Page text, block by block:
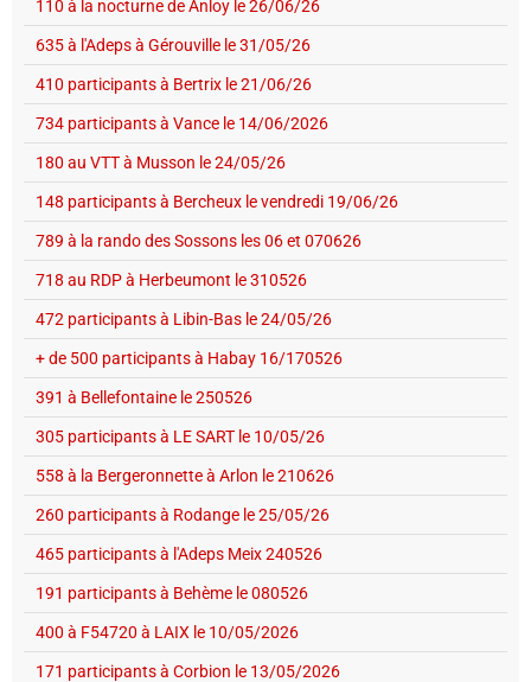
110 à la nocturne de Anloy le 26/06/26
635 à l'Adeps à Gérouville le 31/05/26
410 participants à Bertrix le 21/06/26
734 participants à Vance le 14/06/2026
180 au VTT à Musson le 24/05/26
148 participants à Bercheux le vendredi 19/06/26
789 à la rando des Sossons les 06 et 070626
718 au RDP à Herbeumont le 310526
472 participants à Libin-Bas le 24/05/26
+ de 500 participants à Habay 16/170526
391 à Bellefontaine le 250526
305 participants à LE SART le 10/05/26
558 à la Bergeronnette à Arlon le 210626
260 participants à Rodange le 25/05/26
465 participants à l'Adeps Meix 240526
191 participants à Behème le 080526
400 à F54720 à LAIX le 10/05/2026
171 participants à Corbion le 13/05/2026